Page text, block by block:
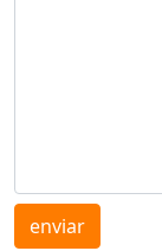
enviar